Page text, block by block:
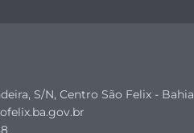
S/N, Centro São Felix - Bahia